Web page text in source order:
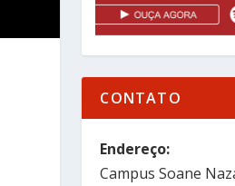
CONTATO
Endereço:
Campus Soane